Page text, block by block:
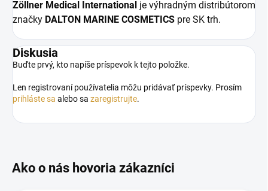
Zöllner Medical International je výhradným distribútorom
značky DALTON MARINE COSMETICS pre SK trh.
Diskusia
Buďte prvý, kto napíše príspevok k tejto položke.
Len registrovaní používatelia môžu pridávať príspevky. Prosím
prihláste sa alebo sa zaregistrujte.